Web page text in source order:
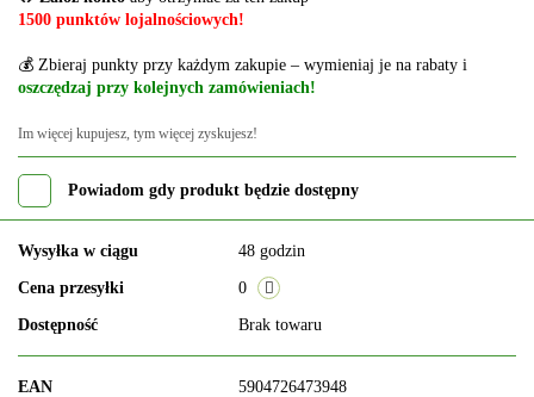
1500 punktów lojalnościowych!
💰 Zbieraj punkty przy każdym zakupie – wymieniaj je na rabaty i
oszczędzaj przy kolejnych zamówieniach!
Im więcej kupujesz, tym więcej zyskujesz!
Powiadom gdy produkt będzie dostępny
Wysyłka w ciągu 48 godzin
Cena przesyłki 0
Dostępność Brak towaru
EAN 5904726473948